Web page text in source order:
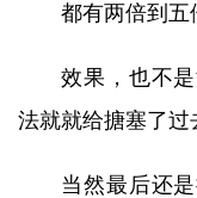
都有两倍到五
效果，也不
法就就给搪塞了过
当然最后还